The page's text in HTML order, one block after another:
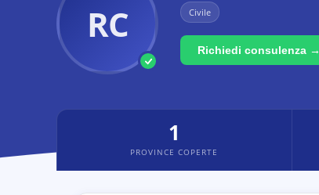
RC Civile
Richiedi consulenza →
1
PROVINCE COPERTE